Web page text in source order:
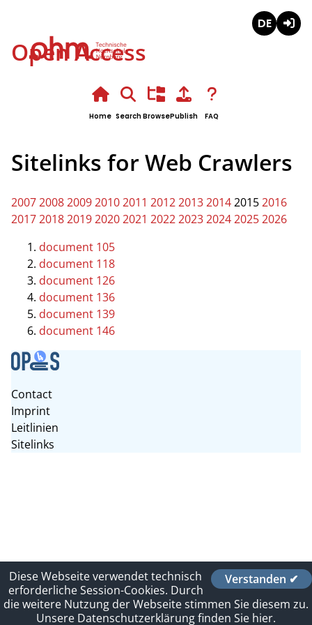
Open Access
Home SearchBrowsePublish FAQ
Sitelinks for Web Crawlers
20072008200920102011 20122013201420152016
20172018201920202021 20222023202420252026
document 105
document 118
document 126
document 136
document 139
document 146
Contact
Imprint
Leitlinien
Sitelinks
Verstanden ✔
Diese Webseite verwendet technisch
erforderliche Session-Cookies. Durch
die weitere Nutzung der Webseite stimmen Sie diesem zu.
Unsere Datenschutzerklärung finden Sie hier.